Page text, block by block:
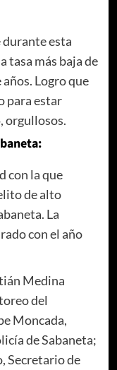
durante esta
tasa más baja de
Logro que
para estar
orgullosos.
con la que
de alto
La
con el año
Medina
del
Moncada,
de Sabaneta;
Secretario de